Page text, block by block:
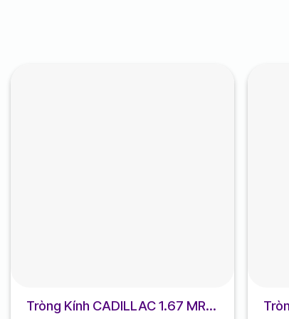
Tròng Kính CADILLAC 1.67 MR7